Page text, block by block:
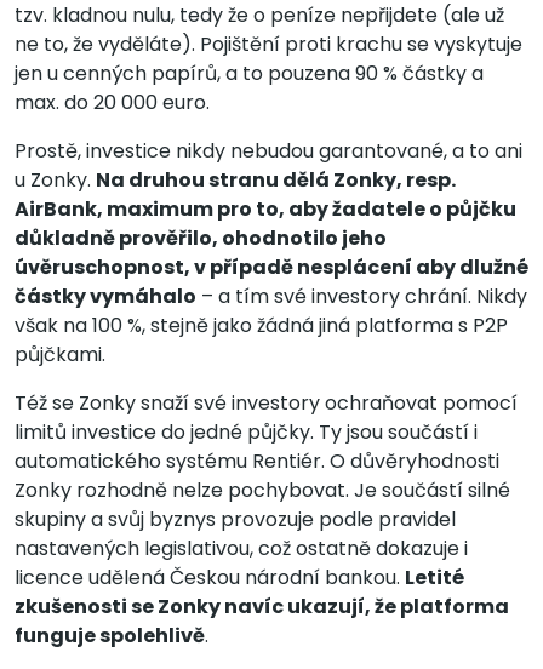
tzv. kladnou nulu, tedy že o peníze nepřijdete (ale už
ne to, že vyděláte). Pojištění proti krachu se vyskytuje
jen u cenných papírů, a to pouzena 90 % částky a
max. do 20 000 euro.
Prostě, investice nikdy nebudou garantované, a to ani
u Zonky. Na druhou stranu dělá Zonky, resp.
AirBank, maximum pro to, aby žadatele o půjčku
důkladně prověřilo, ohodnotilo jeho
úvěruschopnost, v případě nesplácení aby dlužné
částky vymáhalo – a tím své investory chrání. Nikdy
však na 100 %, stejně jako žádná jiná platforma s P2P
půjčkami.
Též se Zonky snaží své investory ochraňovat pomocí
limitů investice do jedné půjčky. Ty jsou součástí i
automatického systému Rentiér. O důvěryhodnosti
Zonky rozhodně nelze pochybovat. Je součástí silné
skupiny a svůj byznys provozuje podle pravidel
nastavených legislativou, což ostatně dokazuje i
licence udělená Českou národní bankou. Letité
zkušenosti se Zonky navíc ukazují, že platforma
funguje spolehlivě.